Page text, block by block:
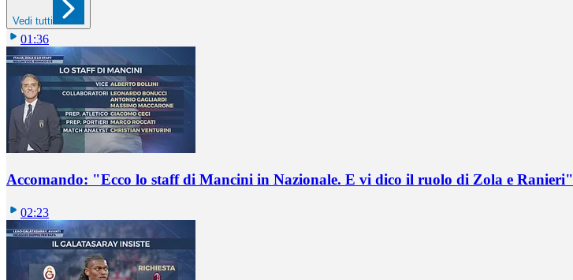
Vedi tutti
01:36
Accomando: "Ecco lo staff di Mancini in Nazionale. E vi dico il ruolo di Zola e Ranieri"
02:23